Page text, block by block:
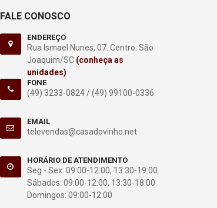
FALE CONOSCO
ENDEREÇO
Rua Ismael Nunes, 07. Centro. São
Joaquim/SC (conheça as
unidades)
FONE
(49) 3233-0824 / (49) 99100-0336
EMAIL
televendas@casadovinho.net
HORÁRIO DE ATENDIMENTO
Seg - Sex: 09:00-12:00, 13:30-19:00.
Sábados: 09:00-12:00, 13:30-18:00.
Domingos: 09:00-12:00